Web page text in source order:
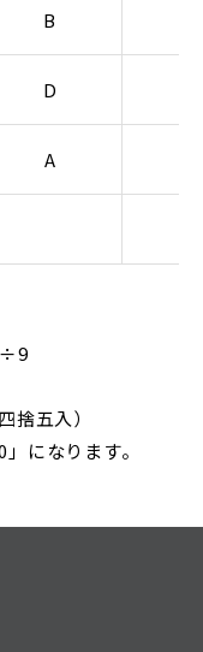
B
D
A
五入）
なります。